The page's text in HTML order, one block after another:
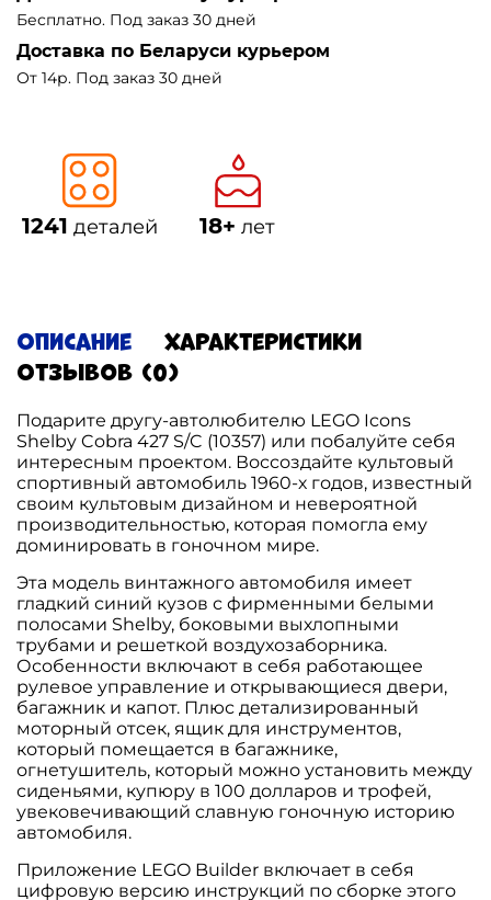
Бесплатно. Под заказ 30 дней
Доставка по Беларуси курьером
От 14р. Под заказ 30 дней
1241 деталей 18+ лет
Описание
Характеристики
Отзывов (0)
Подарите другу-автолюбителю LEGO Icons
Shelby Cobra 427 S/C (10357) или побалуйте себя
интересным проектом. Воссоздайте культовый
спортивный автомобиль 1960-х годов, известный
своим культовым дизайном и невероятной
производительностью, которая помогла ему
доминировать в гоночном мире.
Эта модель винтажного автомобиля имеет
гладкий синий кузов с фирменными белыми
полосами Shelby, боковыми выхлопными
трубами и решеткой воздухозаборника.
Особенности включают в себя работающее
рулевое управление и открывающиеся двери,
багажник и капот. Плюс детализированный
моторный отсек, ящик для инструментов,
который помещается в багажнике,
огнетушитель, который можно установить между
сиденьями, купюру в 100 долларов и трофей,
увековечивающий славную гоночную историю
автомобиля.
Приложение LEGO Builder включает в себя
цифровую версию инструкций по сборке этого